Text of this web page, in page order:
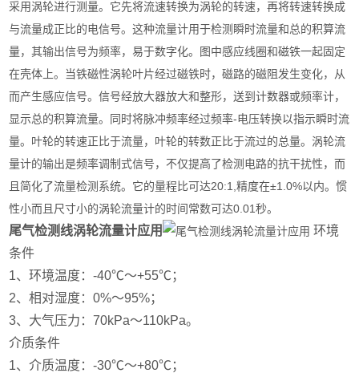
采用涡轮进行测量。它先将流速转换为涡轮的转速，再将转速转换成
与流量成正比的电信号。这种流量计用于检测瞬时流量和总的积算流
量，其输出信号为频率，易于数字化。图中感应线圈和磁铁一起固定
在壳体上。当铁磁性涡轮叶片经过磁铁时，磁路的磁阻发生变化，从
而产生感应信号。信号经放大器放大和整形，送到计数器或频率计，
显示总的积算流量。同时将脉冲频率经过频率-电压转换以指示瞬时流
量。叶轮的转速正比于流量，叶轮的转数正比于流过的总量。涡轮流
量计的输出是频率调制式信号，不仅提高了检测电路的抗干扰性，而
且简化了流量检测系统。它的量程比可达20:1,精度在±1.0%以内。惯
性小而且尺寸小的涡轮流量计的时间常数可达0.01秒。
尾气检测线涡轮流量计应用
环境
条件
1、环境温度：-40℃～+55℃；
2、相对湿度：0%～95%；
3、大气压力：70kPa～110kPa。
介质条件
1、介质温度：-30℃～+80℃；